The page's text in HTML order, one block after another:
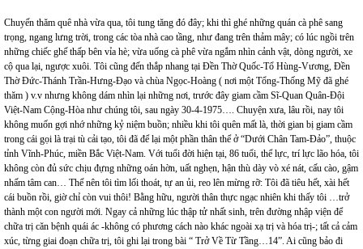
Chuyến thăm quê nhà vừa qua, tôi tung tăng đó đây; khi thì ghé những quán cà phê sang
trọng, ngang lưng trời, trong các tòa nhà cao tầng, như đang trên thảm mây; có lúc ngồi trên
những chiếc ghế thấp bên vỉa hè; vừa uống cà phê vừa ngắm nhìn cảnh vật, dòng người, xe
cộ qua lại, ngược xuôi. Tôi cũng đến thắp nhang tại Đền Thờ Quốc-Tổ Hùng-Vương, Đền
Thờ Đức-Thánh Trần-Hưng-Đạo và chùa Ngọc-Hoàng ( nơi một Tổng-Thống Mỹ đã ghé
thăm ) v.v nhưng không dám nhìn lại những nơi, trước đây giam cầm Sĩ-Quan Quân-Đội
Việt-Nam Cộng-Hòa như chúng tôi, sau ngày 30-4-1975…. Chuyện xưa, lâu rồi, nay tôi
không muốn gợi nhớ những kỷ niệm buồn; nhiều khi tôi quên mất là, thời gian bị giam cầm
trong cái gọi là trại tù cải tạo, tôi đã để lại một phần thân thể ở “Dưới Chân Tam-Đảo”, thuộc
tỉnh Vĩnh-Phúc, miền Bắc Việt-Nam. Với tuổi đời hiện tại, 86 tuổi, thể lực, trí lực lão hóa, tôi
không còn đủ sức chịu đựng những oán hờn, uất nghẹn, hận thù dày vò xé nát, cấu cào, gậm
nhấm tâm can… Thế nên tôi tìm lối thoát, tự an ủi, reo lên mừng rỡ: Tôi đã tiêu hết, xài hết
cái buồn rồi, giờ chỉ còn vui thôi! Bằng hữu, người thân thực ngạc nhiên khi thấy tôi …trở
thành một con người mới. Ngay cả những lúc thập tử nhất sinh, trên đường nhập viện để
chữa trị căn bệnh quái ác -không có phương cách nào khác ngoài xạ trị và hóa trị-; tất cả cảm
xúc, từng giai đoạn chữa trị, tôi ghi lại trong bài “ Trở Về Từ Tầng…14”. Ai cũng bảo đi